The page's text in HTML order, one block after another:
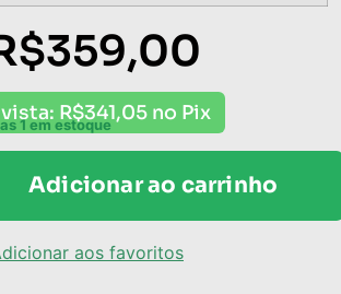
359,00
R$341,05 no Pix
1 em estoque
Adicionar ao carrinho
aos favoritos